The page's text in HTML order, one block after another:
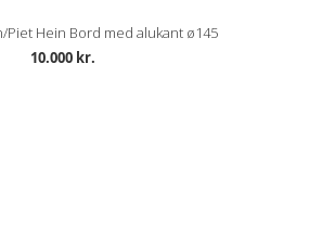
Piet Hein Bord med alukant ø145
10.000 kr.